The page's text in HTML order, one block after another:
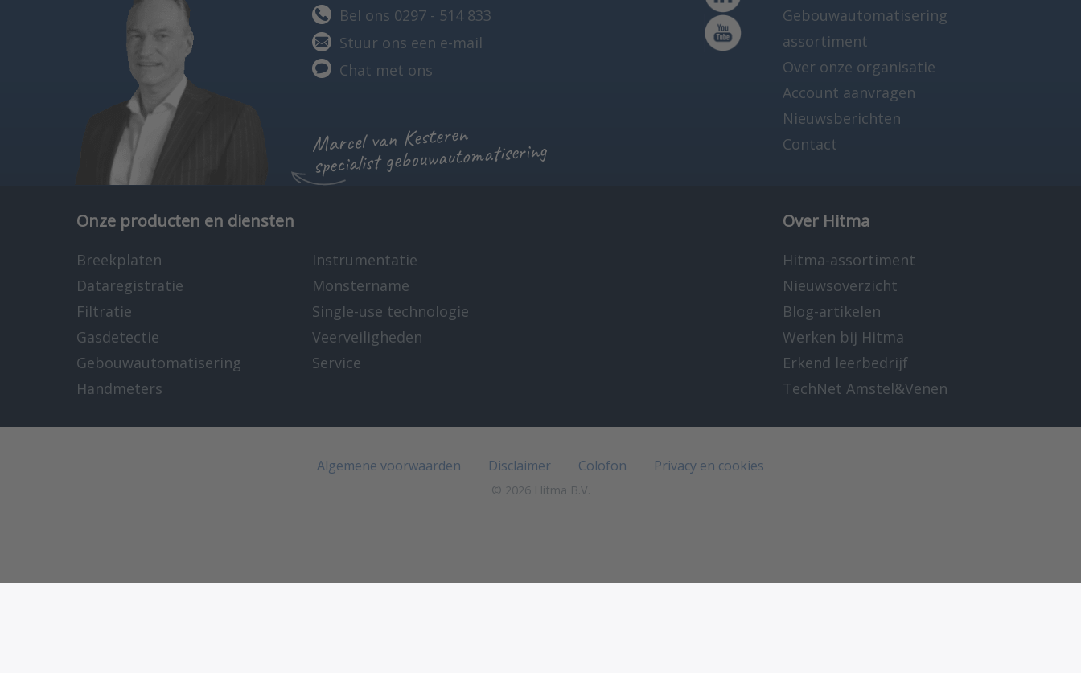
Bel ons 0297 - 514 833
Stuur ons een e-mail
Chat met ons
Marcel van Kesteren
specialist gebouwautomatisering
Gebouwautomatisering
assortiment
Over onze organisatie
Account aanvragen
Nieuwsberichten
Contact
Onze producten en diensten
Breekplaten
Dataregistratie
Filtratie
Gasdetectie
Gebouwautomatisering
Handmeters
Instrumentatie
Monstername
Single-use technologie
Veerveiligheden
Service
Over Hitma
Hitma-assortiment
Nieuwsoverzicht
Blog-artikelen
Werken bij Hitma
Erkend leerbedrijf
TechNet Amstel&Venen
Algemene voorwaarden Disclaimer Colofon Privacy en cookies
© 2026 Hitma B.V.